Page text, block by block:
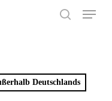
Menu
Deutschlands